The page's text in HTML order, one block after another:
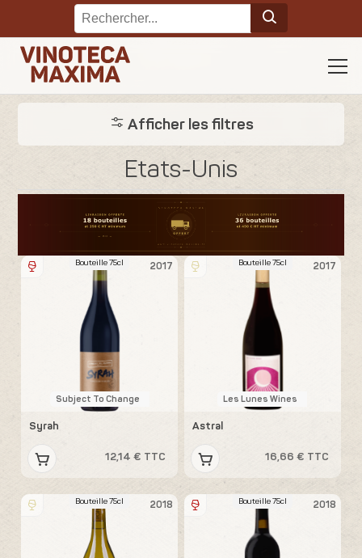
Afficher les filtres
Etats-Unis
2017
Bouteille 75cl
Subject To Change
Syrah
12,14 € TTC
2017
Bouteille 75cl
Les Lunes Wines
Astral
16,66 € TTC
2018
Bouteille 75cl 2018
Bouteille 75cl